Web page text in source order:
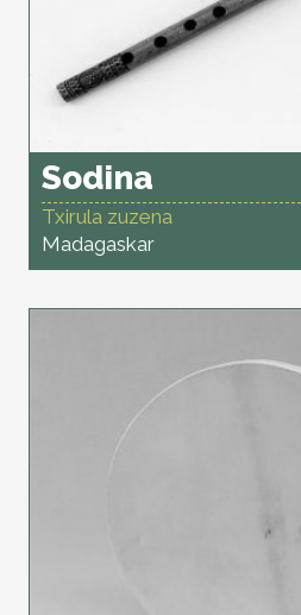
Sodina
Txirula zuzena
Madagaskar